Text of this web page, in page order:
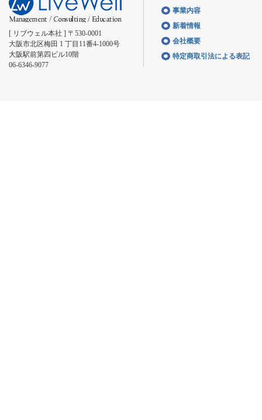
[ リブウェル本社 ] 〒530-0001
大阪市北区梅田 1 丁目11番4-1000号
大阪駅前第四ビル10階
06-6346-9077
事業内容
新着情報
会社概要
特定商取引法による表記